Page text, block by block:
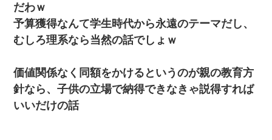
だわｗ
予算獲得なんて学生時代から永遠のテーマだし、
むしろ理系なら当然の話でしょｗ
価値関係なく同額をかけるというのが親の教育方
針なら、子供の立場で納得できなきゃ説得すれば
いいだけの話